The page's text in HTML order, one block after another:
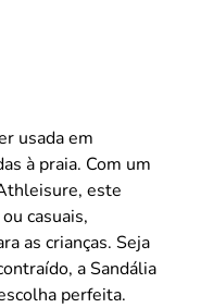
usada em
à praia. Com um
este
casuais,
as crianças. Seja
a Sandália
perfeita.